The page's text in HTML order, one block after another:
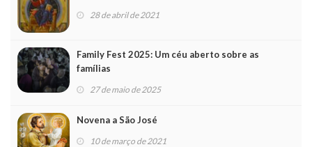
28 de abril de 2021
Family Fest 2025: Um céu aberto sobre as
famílias
27 de maio de 2025
Novena a São José
10 de março de 2021